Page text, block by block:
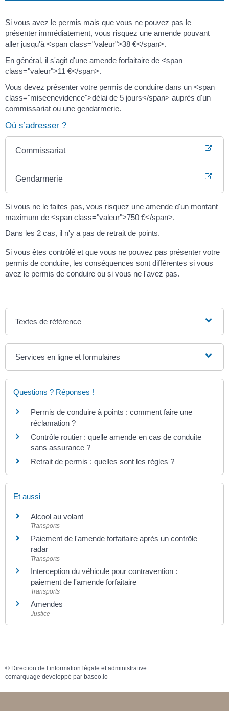
Si vous avez le permis mais que vous ne pouvez pas le
présenter immédiatement, vous risquez une amende pouvant
aller jusqu'à <span class="valeur">38 €</span>.
En général, il s'agit d'une amende forfaitaire de <span
class="valeur">11 €</span>.
Vous devez présenter votre permis de conduire dans un <span
class="miseenevidence">délai de 5 jours</span> auprès d'un
commissariat ou une gendarmerie.
Où s’adresser ?
Commissariat
Gendarmerie
Si vous ne le faites pas, vous risquez une amende d'un montant
maximum de <span class="valeur">750 €</span>.
Dans les 2 cas, il n'y a pas de retrait de points.
Si vous êtes contrôlé et que vous ne pouvez pas présenter votre
permis de conduire, les conséquences sont différentes si vous
avez le permis de conduire ou si vous ne l'avez pas.
Textes de référence
Services en ligne et formulaires
Questions ? Réponses !
Permis de conduire à points : comment faire une
réclamation ?
Contrôle routier : quelle amende en cas de conduite
sans assurance ?
Retrait de permis : quelles sont les règles ?
Et aussi
Alcool au volant
Transports
Paiement de l'amende forfaitaire après un contrôle
radar
Transports
Interception du véhicule pour contravention :
paiement de l'amende forfaitaire
Transports
Amendes
Justice
© Direction de l’information légale et administrative
comarquage developpé par baseo.io